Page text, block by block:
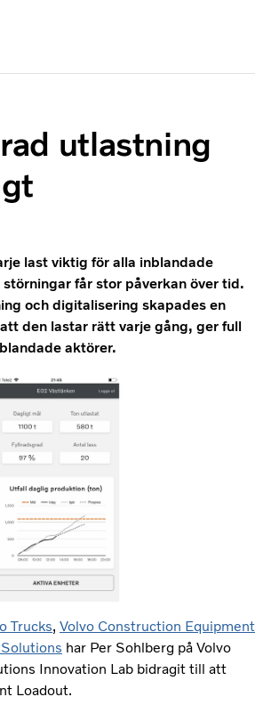
utlastning
last viktig för alla inblandade
får stor påverkan över tid.
och digitalisering skapades en
den lastar rätt varje gång, ger full
aktörer.
Trucks, Volvo Construction Equipment
har Per Sohlberg på Volvo
Innovation Lab bidragit till att
Loadout.